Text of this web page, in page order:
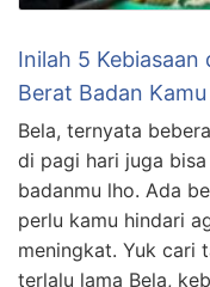
Inilah 5 Kebiasaan
Berat Badan
Bela, ternyata
di pagi hari juga
badanmu lho. Ada
perlu kamu hindari
meningkat. Yuk cari
terlalu lama Bela,